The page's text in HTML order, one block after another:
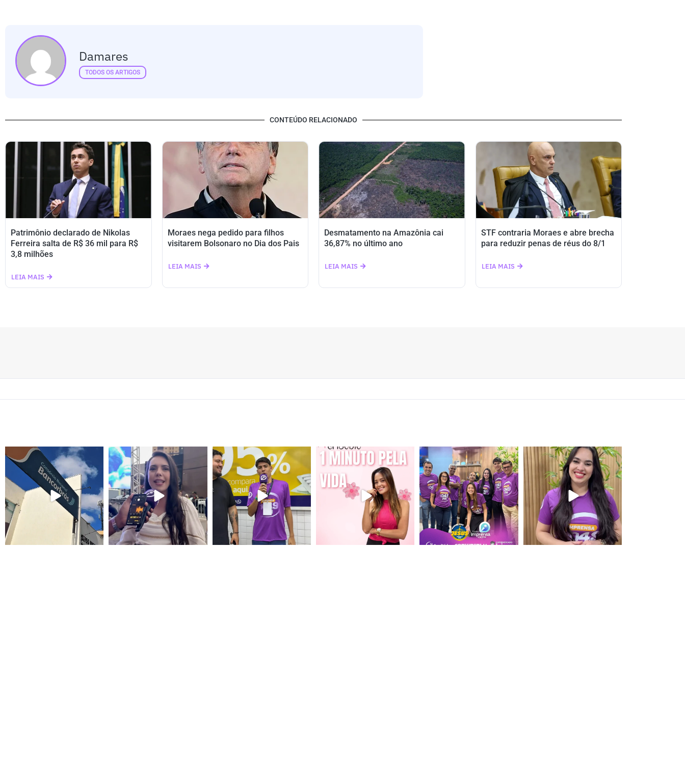
Damares
TODOS OS ARTIGOS
CONTEÚDO RELACIONADO
Patrimônio declarado de Nikolas
Ferreira salta de R$ 36 mil para R$
3,8 milhões
LEIA MAIS
Moraes nega pedido para filhos
visitarem Bolsonaro no Dia dos Pais
LEIA MAIS
Desmatamento na Amazônia cai
36,87% no último ano
LEIA MAIS
STF contraria Moraes e abre brecha
para reduzir penas de réus do 8/1
LEIA MAIS